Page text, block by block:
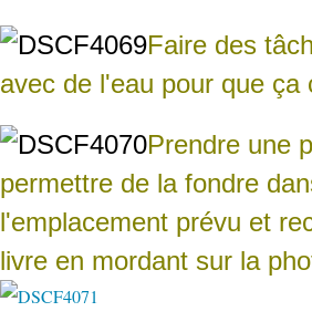
Faire des
avec de l'eau pour que ça
Prendre une
permettre de la fondre
l'emplacement prévu et
livre en mordant sur la